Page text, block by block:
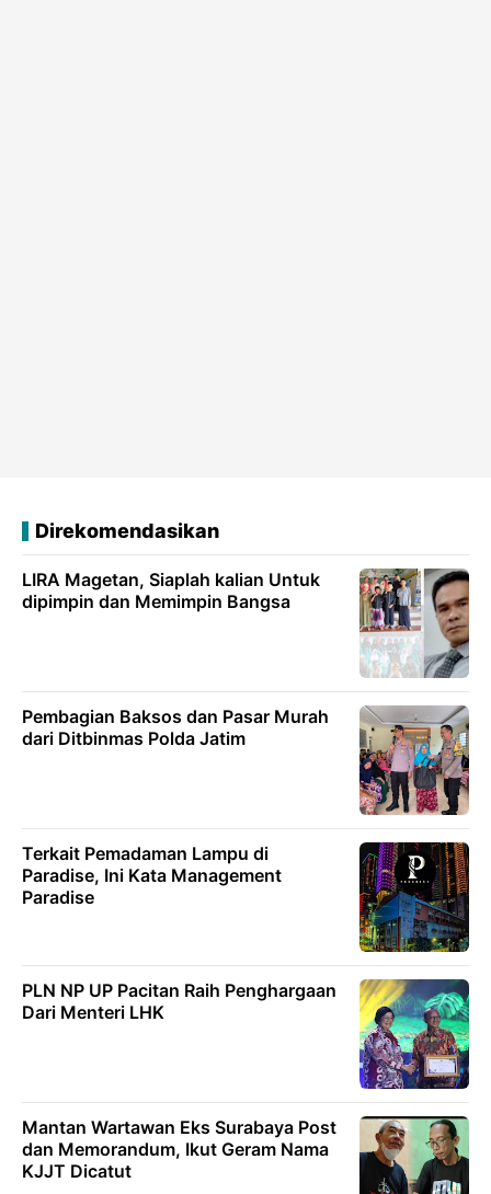
Direkomendasikan
LIRA Magetan, Siaplah kalian Untuk
dipimpin dan Memimpin Bangsa
Pembagian Baksos dan Pasar Murah
dari Ditbinmas Polda Jatim
Terkait Pemadaman Lampu di
Paradise, Ini Kata Management
Paradise
PLN NP UP Pacitan Raih Penghargaan
Dari Menteri LHK
Mantan Wartawan Eks Surabaya Post
dan Memorandum, Ikut Geram Nama
KJJT Dicatut